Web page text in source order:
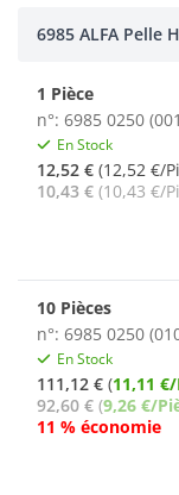
6985 ALFA Pelle
1 Pièce
n°: 6985 0250
En Stock
12,52 € (12,52 €/
10,43 € (10,43 €/
10 Pièces
n°: 6985 0250
En Stock
111,12 € (11,11
92,60 € (9,26 €/
11 % économie